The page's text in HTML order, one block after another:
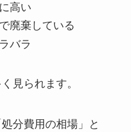
高い
廃棄している
バラ
見られます。
分費用の相場」と